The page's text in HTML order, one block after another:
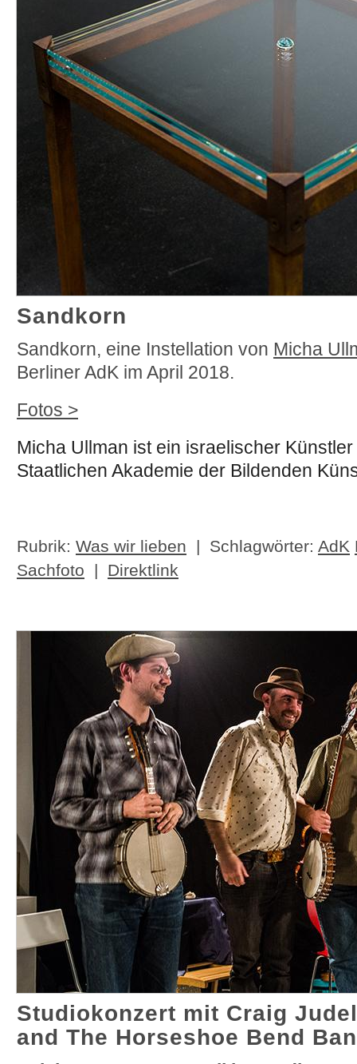
Sandkorn
Sandkorn, eine Instellation von Micha
Berliner AdK im April 2018.
Fotos >
Micha Ullman ist ein israelischer
Staatlichen Akademie der Bildenden
Rubrik: Was wir lieben | Schlagwörter: AdK
Sachfoto | Direktlink
Studiokonzert mit Craig
and The Horseshoe Bend